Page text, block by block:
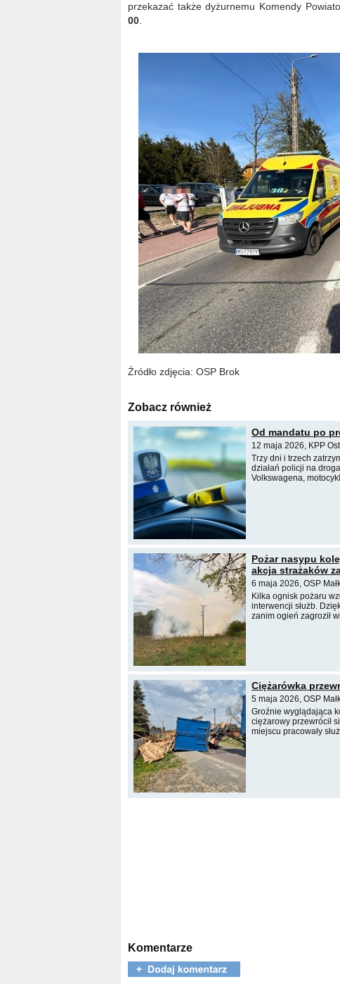
przekazać także dyżurnemu Komendy
00
Źródło zdjęcia: OSP Brok
Zobacz również
Od mandatu po
12 maja 2026, KPP
Trzy dni i trzech
działań policji na
Volkswagena,
Pożar nasypu
akcja strażaków
6 maja 2026, OSP
Kilka ognisk pożaru
interwencji służb.
zanim ogień zagroził
Ciężarówka
5 maja 2026, OSP
Groźnie wyglądająca
ciężarowy przewrócił
miejscu pracowały
Komentarze